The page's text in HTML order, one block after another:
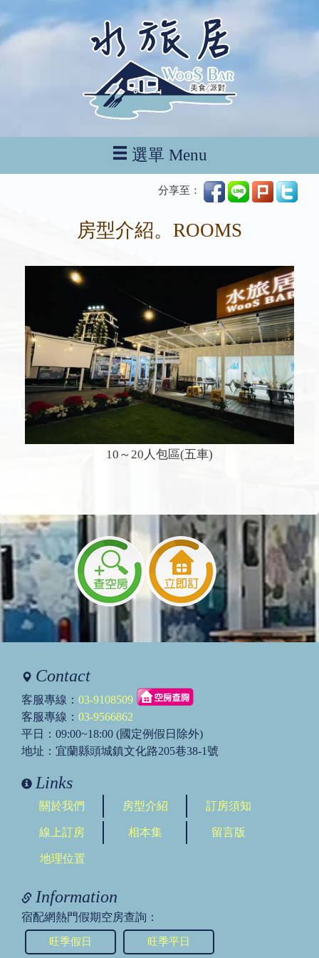
選單 Menu
分享至：
房型介紹。ROOMS
10～20人包區(五車)
Contact
客服專線： 03-9108509
客服專線： 03-9566862
平日：09:00~18:00 (國定例假日除外)
地址：宜蘭縣頭城鎮文化路205巷38-1號
Links
關於我們 房型介紹 訂房須知
線上訂房 相本集 留言版
地理位置
Information
宿配網熱門假期空房查詢：
旺季假日 旺季平日